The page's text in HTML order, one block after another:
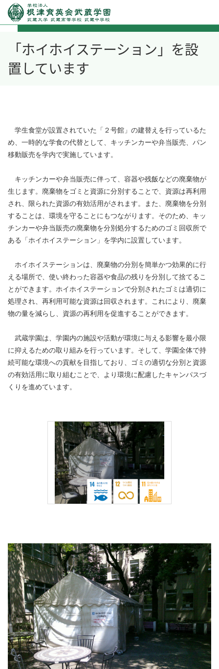
「ホイホイステーション」を設
置しています
学生食堂が設置されていた「２号館」の建替えを行っているた
め、一時的な学食の代替として、キッチンカーや弁当販売、パン
移動販売を学内で実施しています。
キッチンカーや弁当販売に伴って、容器や残飯などの廃棄物が
生じます。廃棄物をゴミと資源に分別することで、資源は再利用
され、限られた資源の有効活用がされます。また、廃棄物を分別
することは、環境を守ることにもつながります。そのため、キッ
チンカーや弁当販売の廃棄物を分別処分するためのゴミ回収所で
ある「ホイホイステーション」を学内に設置しています。
ホイホイステーションは、廃棄物の分別を簡単かつ効果的に行
える場所で、使い終わった容器や食品の残りを分別して捨てるこ
とができます。ホイホイステーションで分別されたゴミは適切に
処理され、再利用可能な資源は回収されます。これにより、廃棄
物の量を減らし、資源の再利用を促進することができます。
武蔵学園は、学園内の施設や活動が環境に与える影響を最小限
に抑えるための取り組みを行っています。そして、学園全体で持
続可能な環境への貢献を目指しており、ゴミの適切な分別と資源
の有効活用に取り組むことで、より環境に配慮したキャンパスづ
くりを進めています。